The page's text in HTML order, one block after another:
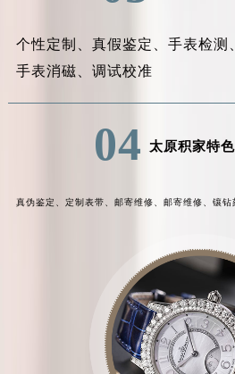
个性定制、 真假鉴定、 手表检测
手表消磁、 调试校准
04 太原积家特
真伪鉴定、 定制表带、 邮寄维修、 邮寄维修、 镶钻